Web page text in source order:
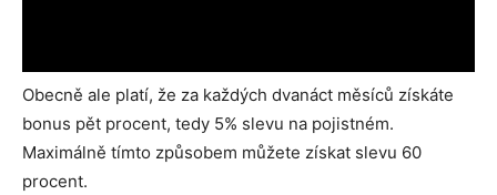
Obecně ale platí, že za každých dvanáct měsíců získáte
bonus pět procent, tedy 5% slevu na pojistném.
Maximálně tímto způsobem můžete získat slevu 60
procent.